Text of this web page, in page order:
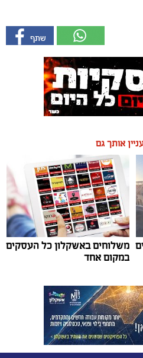
אותך גם
משלוחים באשקלון כל העסקים
במקום אחד